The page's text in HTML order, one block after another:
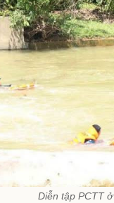
Diễn tập PCTT